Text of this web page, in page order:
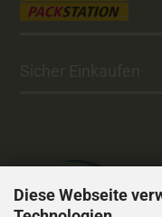
Diese Webseite